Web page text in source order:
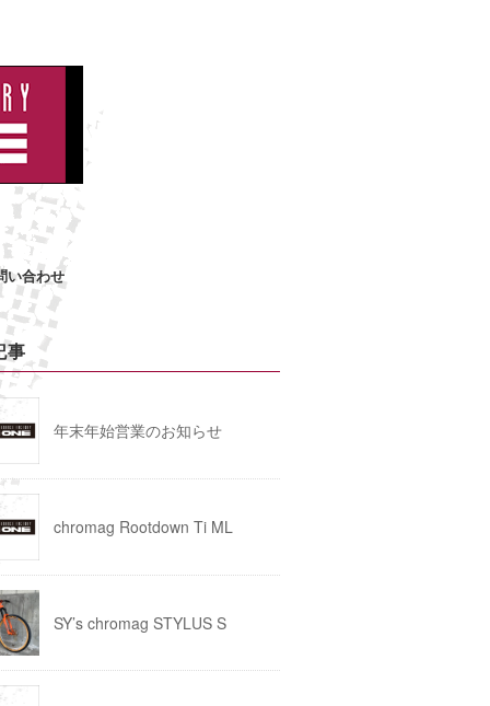
い合わせ
事
年末年始営業のお知らせ
chromag Rootdown Ti ML
SY’s chromag STYLUS S